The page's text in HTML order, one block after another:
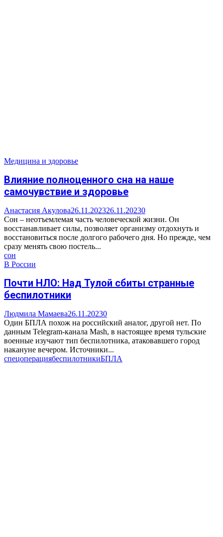
Медицина и здоровье
Влияние полноценного сна на наше
самочувствие и здоровье
Анастасия Акулова26.11.202326.11.20230
Сон – неотъемлемая часть человеческой жизни. Он
восстанавливает силы, позволяет организму отдохнуть и
восстановиться после долгого рабочего дня. Но прежде, чем
сразу менять свою постель...
сон
В России
Почти НЛО: Над Тулой сбиты странные
беспилотники
Людмила Мамаева26.11.20230
Один БПЛА похож на российский аналог, другой нет. По
данным Telegram-канала Mash, в настоящее время тульские
военные изучают тип беспилотника, атаковавшего город
накануне вечером. Источники...
спецоперациябеспилотникиБПЛА